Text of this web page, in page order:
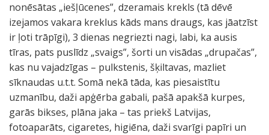
nonēsātas „iešļūcenes”, dzeramais krekls (tā dēvē
izejamos vakara kreklus kāds mans draugs, kas jāatzīst
ir ļoti trāpīgi), 3 dienas negriezti nagi, labi, ka ausis
tīras, pats puslīdz „svaigs”, šorti un visādas „drupačas”,
kas nu vajadzīgas – pulkstenis, šķiltavas, mazliet
sīknaudas u.t.t. Somā nekā tāda, kas piesaistītu
uzmanību, daži apģērba gabali, pašā apakšā kurpes,
garās bikses, plāna jaka – tas priekš Latvijas,
fotoaparāts, cigaretes, higiēna, daži svarīgi papīri un